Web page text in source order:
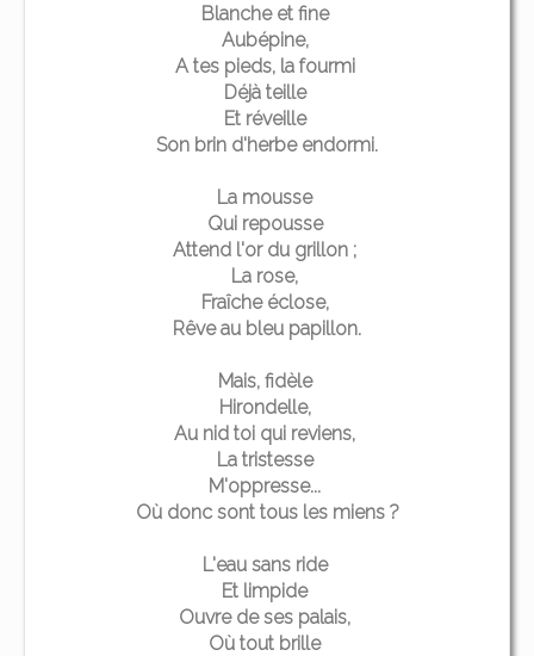
Blanche et fine
Aubépine,
A tes pieds, la fourmi
Déjà teille
Et réveille
Son brin d'herbe endormi.
La mousse
Qui repousse
Attend l'or du grillon ;
La rose,
Fraîche éclose,
Rêve au bleu papillon.
Mais, fidèle
Hirondelle,
Au nid toi qui reviens,
La tristesse
M'oppresse...
Où donc sont tous les miens ?
L'eau sans ride
Et limpide
Ouvre de ses palais,
Où tout brille